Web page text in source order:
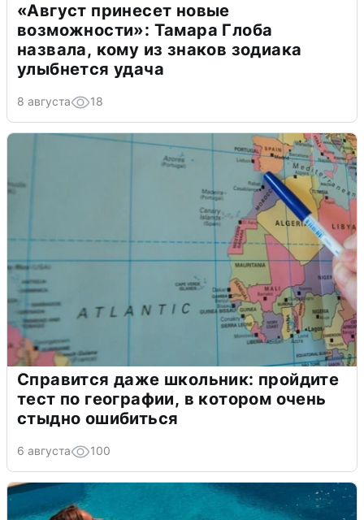
«Август принесет новые
возможности»: Тамара Глоба
назвала, кому из знаков зодиака
улыбнется удача
8 августа 18
Справится даже школьник: пройдите
тест по географии, в котором очень
стыдно ошибиться
6 августа 100